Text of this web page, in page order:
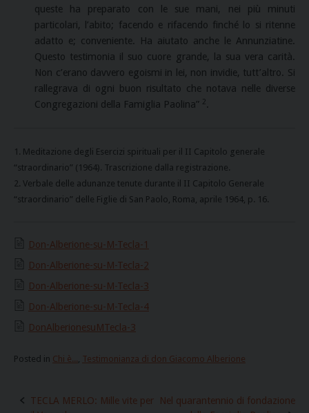
queste ha preparato con le sue mani, nei più minuti
particolari, l’abito; facendo e rifacendo finché lo si ritenne
adatto e; conveniente. Ha aiutato anche le Annunziatine.
Questo testimonia il suo cuore grande, la sua vera carità.
Non c’erano davvero egoismi in lei, non invidie, tutt’altro. Si
rallegrava di ogni buon risultato che notava nelle diverse
Congregazioni della Famiglia Paolina” 2.
1. Meditazione degli Esercizi spirituali per il II Capitolo generale
“straordinario” (1964). Trascrizione dalla registrazione.
2. Verbale delle adunanze tenute durante il II Capitolo Generale
“straordinario” delle Figlie di San Paolo, Roma, aprile 1964, p. 16.
Don-Alberione-su-M-Tecla-1
Don-Alberione-su-M-Tecla-2
Don-Alberione-su-M-Tecla-3
Don-Alberione-su-M-Tecla-4
DonAlberionesuMTecla-3
Posted in Chi è... Testimonianza di don Giacomo Alberione
Post
TECLA MERLO: Mille vite per
Nel quarantennio di fondazione